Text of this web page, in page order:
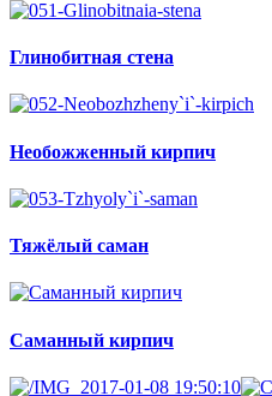
Глинобитная стена
Необожженный кирпич
Тяжёлый саман
Саманный кирпич